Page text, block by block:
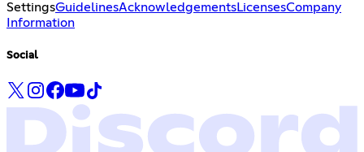
SettingsGuidelinesAcknowledgementsLicensesCompany
Information
Social